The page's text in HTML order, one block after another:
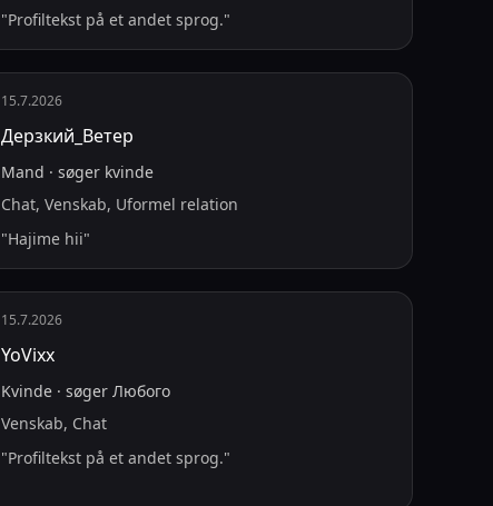
"Profiltekst på et andet sprog."
15.7.2026
Дерзкий_Ветер
Mand ·søger kvinde
Chat, Venskab, Uformel relation
"Hajime hii"
15.7.2026
YoVixx
Kvinde ·søger Любого
Venskab, Chat
"Profiltekst på et andet sprog."